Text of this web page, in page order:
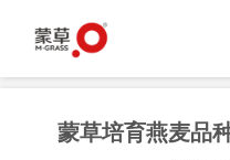
蒙草培育燕麦品